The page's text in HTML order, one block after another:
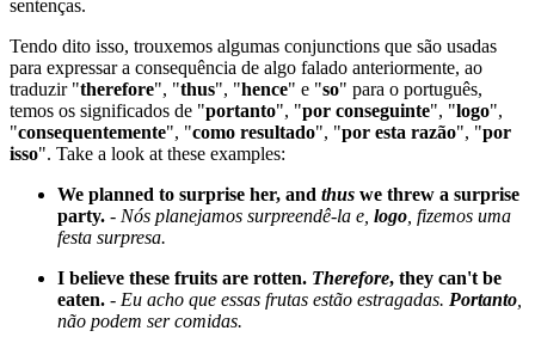
sentenças.
Tendo dito isso, trouxemos algumas conjunctions que são usadas
para expressar a consequência de algo falado anteriormente, ao
traduzir "therefore", "thus", "hence" e "so" para o português,
temos os significados de "portanto", "por conseguinte", "logo",
"consequentemente", "como resultado", "por esta razão", "por
isso". Take a look at these examples:
We planned to surprise her, and thus we threw a surprise
party. - Nós planejamos surpreendê-la e, logo , fizemos uma
festa surpresa.
I believe these fruits are rotten. Therefore, they can't be
eaten. - Eu acho que essas frutas estão estragadas. Portanto
não podem ser comidas.